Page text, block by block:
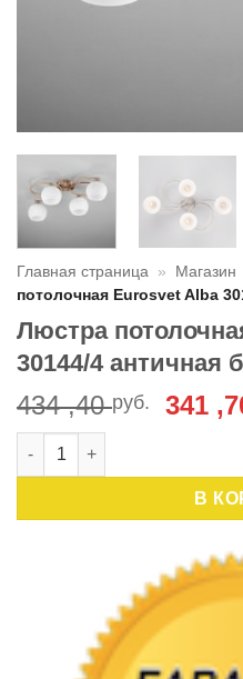
Главная страница » Магазин
потолочная Eurosvet Alba
Люстра
30144/4 античная
434 ,40руб.
434
,40
341
Количество товара Люстра
В